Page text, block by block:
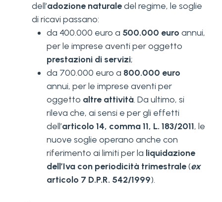
dell’adozione naturaledel regime, le soglie
di ricavi passano:
da 400.000 euro a 500.000 euro annui,
per le imprese aventi per oggetto
prestazioni di servizi;
da 700.000 euro a 800.000 euro
annui, per le imprese aventi per
oggetto altre attività. Da ultimo, si
rileva che, ai sensi e per gli effetti
dell’articolo 14, comma 11, L. 183/2011, le
nuove soglie operano anche con
riferimento ai limiti per la liquidazione
dell’Iva con periodicità trimestrale(ex
articolo 7 D.P.R. 542/1999).